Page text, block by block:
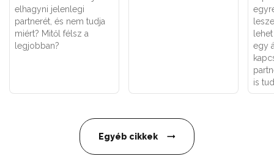
elhagyni jelenlegi
partnerét, és nem tudja
miért? Mitől félsz a
legjobban?
egy
is
Egyéb cikkek